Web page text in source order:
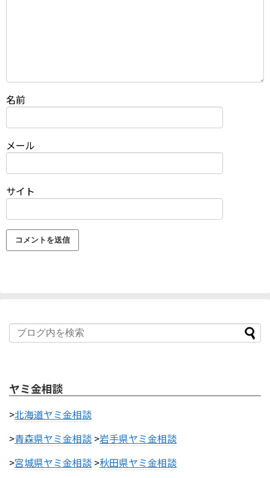
名前
メール
サイト
ヤミ金相談
>北海道ヤミ金相談
>青森県ヤミ金相談 >岩手県ヤミ金相談
>宮城県ヤミ金相談 >秋田県ヤミ金相談